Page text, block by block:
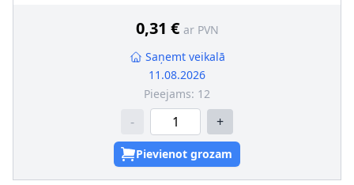
0,31 € ar PVN
Saņemt veikalā
11.08.2026
Pieejams: 12
- +
Pievienot grozam